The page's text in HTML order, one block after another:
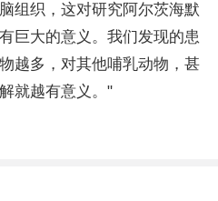
组织，这对研究阿尔茨海默
巨大的意义。我们发现的患
越多，对其他哺乳动物，甚
就越有意义。"